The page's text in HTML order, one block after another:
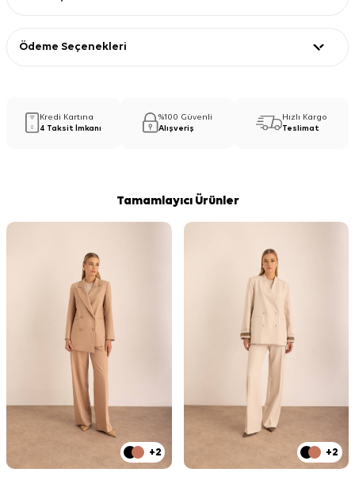
Ödeme Seçenekleri
Kredi Kartına
4 Taksit İmkanı
%100 Güvenli
Alışveriş
Hızlı Kargo
Teslimat
Tamamlayıcı Ürünler
+2 +2